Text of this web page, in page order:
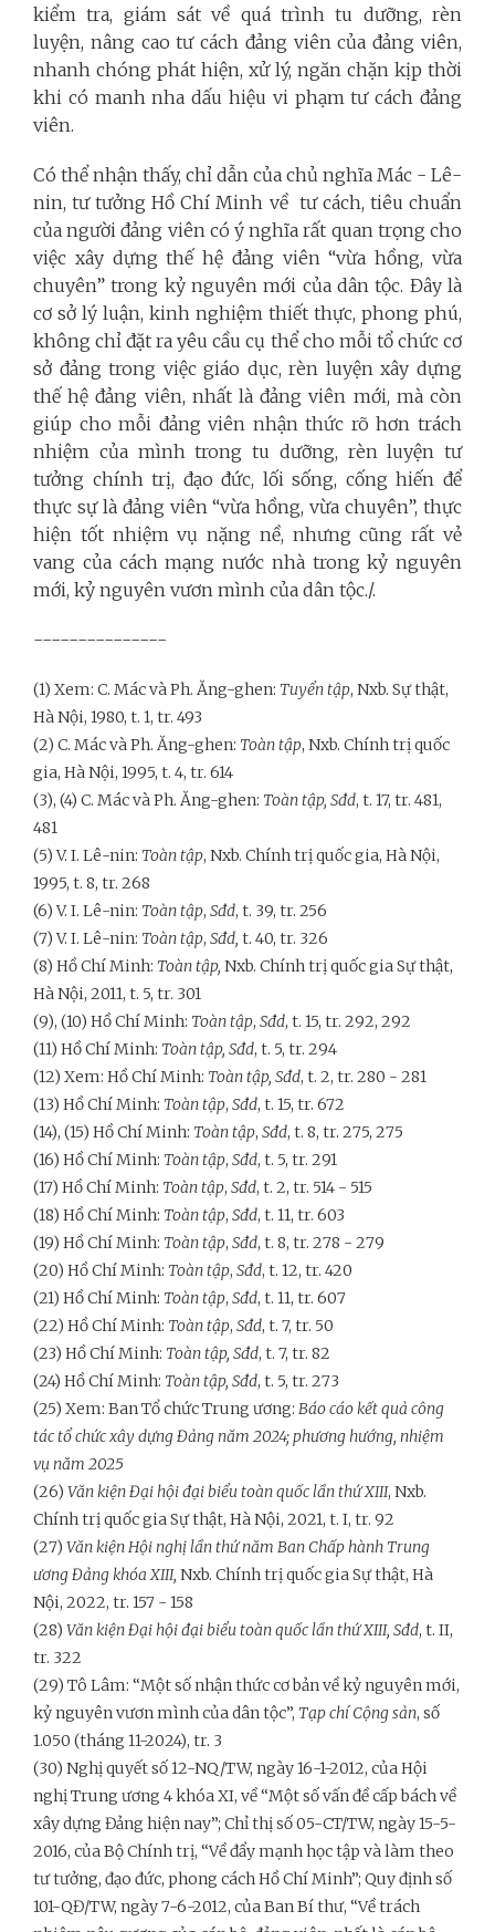
kiểm tra, giám sát về quá trình tu dưỡng, rèn
luyện, nâng cao tư cách đảng viên của đảng viên,
nhanh chóng phát hiện, xử lý, ngăn chặn kịp thời
khi có manh nha dấu hiệu vi phạm tư cách đảng
viên.
Có thể nhận thấy, chỉ dẫn của chủ nghĩa Mác - Lê-
nin, tư tưởng Hồ Chí Minh về tư cách, tiêu chuẩn
của người đảng viên có ý nghĩa rất quan trọng cho
việc xây dựng thế hệ đảng viên “vừa hồng, vừa
chuyên” trong kỷ nguyên mới của dân tộc. Đây là
cơ sở lý luận, kinh nghiệm thiết thực, phong phú,
không chỉ đặt ra yêu cầu cụ thể cho mỗi tổ chức cơ
sở đảng trong việc giáo dục, rèn luyện xây dựng
thế hệ đảng viên, nhất là đảng viên mới, mà còn
giúp cho mỗi đảng viên nhận thức rõ hơn trách
nhiệm của mình trong tu dưỡng, rèn luyện tư
tưởng chính trị, đạo đức, lối sống, cống hiến để
thực sự là đảng viên “vừa hồng, vừa chuyên”, thực
hiện tốt nhiệm vụ nặng nề, nhưng cũng rất vẻ
vang của cách mạng nước nhà trong kỷ nguyên
mới, kỷ nguyên vươn mình của dân tộc./.
---------------
(1) Xem: C. Mác và Ph. Ăng-ghen: Tuyển tập, Nxb. Sự thật,
Hà Nội, 1980, t. 1, tr. 493
(2) C. Mác và Ph. Ăng-ghen: Toàn tập, Nxb. Chính trị quốc
gia, Hà Nội, 1995, t. 4, tr. 614
(3), (4) C. Mác và Ph. Ăng-ghen: Toàn tập, Sđd, t. 17, tr. 481,
481
(5) V. I. Lê-nin: Toàn tập, Nxb. Chính trị quốc gia, Hà Nội,
1995, t. 8, tr. 268
(6) V. I. Lê-nin: Toàn tập, Sđd, t. 39, tr. 256
(7) V. I. Lê-nin: Toàn tập, Sđd, t. 40, tr. 326
(8) Hồ Chí Minh: Toàn tập, Nxb. Chính trị quốc gia Sự thật,
Hà Nội, 2011, t. 5, tr. 301
(9), (10) Hồ Chí Minh: Toàn tập, Sđd, t. 15, tr. 292, 292
(11) Hồ Chí Minh: Toàn tập, Sđd, t. 5, tr. 294
(12) Xem: Hồ Chí Minh: Toàn tập, Sđd, t. 2, tr. 280 - 281
(13) Hồ Chí Minh: Toàn tập, Sđd, t. 15, tr. 672
(14), (15) Hồ Chí Minh: Toàn tập, Sđd, t. 8, tr. 275, 275
(16) Hồ Chí Minh: Toàn tập, Sđd, t. 5, tr. 291
(17) Hồ Chí Minh: Toàn tập, Sđd, t. 2, tr. 514 - 515
(18) Hồ Chí Minh: Toàn tập, Sđd, t. 11, tr. 603
(19) Hồ Chí Minh: Toàn tập, Sđd, t. 8, tr. 278 - 279
(20) Hồ Chí Minh: Toàn tập, Sđd, t. 12, tr. 420
(21) Hồ Chí Minh: Toàn tập, Sđd, t. 11, tr. 607
(22) Hồ Chí Minh: Toàn tập, Sđd, t. 7, tr. 50
(23) Hồ Chí Minh: Toàn tập, Sđd, t. 7, tr. 82
(24) Hồ Chí Minh: Toàn tập, Sđd, t. 5, tr. 273
(25) Xem: Ban Tổ chức Trung ương: Báo cáo kết quả công
tác tổ chức xây dựng Đảng năm 2024; phương hướng, nhiệm
vụ năm 2025
(26) Văn kiện Đại hội đại biểu toàn quốc lần thứ XIII, Nxb.
Chính trị quốc gia Sự thật, Hà Nội, 2021, t. I, tr. 92
(27) Văn kiện Hội nghị lần thứ năm Ban Chấp hành Trung
ương Đảng khóa XIII, Nxb. Chính trị quốc gia Sự thật, Hà
Nội, 2022, tr. 157 - 158
(28) Văn kiện Đại hội đại biểu toàn quốc lần thứ XIII, Sđd, t. II,
tr. 322
(29) Tô Lâm: “Một số nhận thức cơ bản về kỷ nguyên mới,
kỷ nguyên vươn mình của dân tộc”, Tạp chí Cộng sản, số
1.050 (tháng 11-2024), tr. 3
(30) Nghị quyết số 12-NQ/TW, ngày 16-1-2012, của Hội
nghị Trung ương 4 khóa XI, về “Một số vấn đề cấp bách về
xây dựng Đảng hiện nay”; Chỉ thị số 05-CT/TW, ngày 15-5-
2016, của Bộ Chính trị, “Về đẩy mạnh học tập và làm theo
tư tưởng, đạo đức, phong cách Hồ Chí Minh”; Quy định số
101-QĐ/TW, ngày 7-6-2012, của Ban Bí thư, “Về trách